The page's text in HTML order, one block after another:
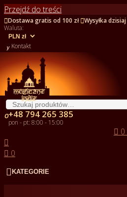
Przejdź do treści
Dostawa gratis od 100 zł Wysyłka dzisiaj
Waluta:
 Kontakt
+48 794 265 385
pon - pt: 8:00 - 15:00
 0

 0
 KATEGORIE